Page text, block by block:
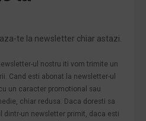
te la newsletter chiar astazi.
ul nostru iti vom trimite un
Cand esti abonat la newsletter-ul
un caracter promotional sau
chiar redusa. Daca doresti sa
dintr-un newsletter primit, daca esti